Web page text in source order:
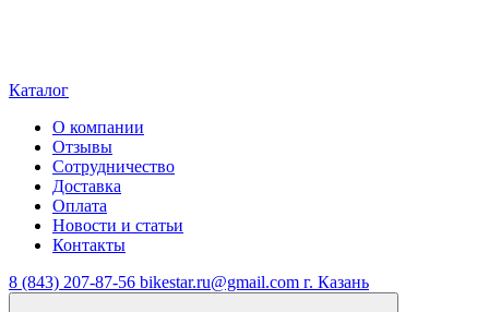
Каталог
О компании
Отзывы
Сотрудничество
Доставка
Оплата
Новости и статьи
Контакты
8 (843) 207-87-56 bikestar.ru@gmail.com г. Казань